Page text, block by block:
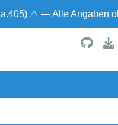
⚠ — Alle Angaben